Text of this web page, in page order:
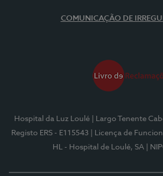
COMUNICAÇÃO DE
Hospital da Luz Loulé | Largo Tenente
Registo ERS - E115543
| Licença de
HL - Hospital de Loulé, SA
|